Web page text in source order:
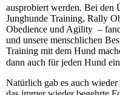
ausprobiert werden. Bei den
Junghunde Training, Rally
Obedience und Agility –
und unsere menschlichen
Training mit dem Hund
dann auch für jeden Hund
Natürlich gab es auch